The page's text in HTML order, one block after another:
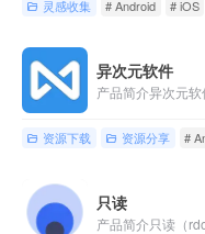
灵感收集 # Android # iOS
异次元软件
产品简介异次元
资源下载 资源分享 #
只读
产品简介只读（